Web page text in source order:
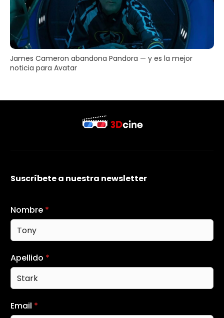
James Cameron abandona Pandora — y es la mejor
noticia para Avatar
Suscríbete a nuestra newsletter
Nombre *
Apellido *
Email *